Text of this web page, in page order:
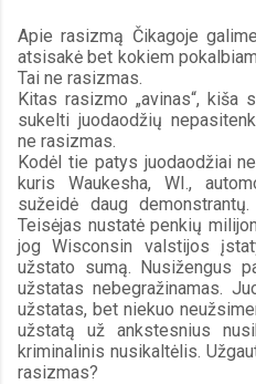
Apie rasizmą Čikagoje
atsisakė bet kokiem
Tai ne rasizmas.
Kitas rasizmo „avinas“, kiša
sukelti juodaodžių
ne rasizmas.
Kodėl tie patys juodaodžiai
kuris Waukesha, WI.,
sužeidė daug
Teisėjas nustatė penkių
jog Wisconsin valstijos
užstato sumą. Nusižengus
užstatas nebegražinamas.
užstatas, bet niekuo
užstatą už ankstesnius
kriminalinis nusikaltėlis.
rasizmas?